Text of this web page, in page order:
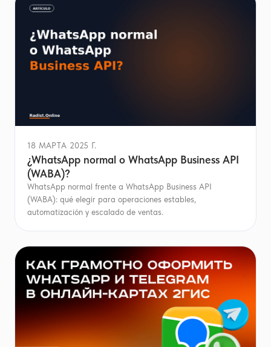
18 МАРТА 2025 Г.
¿WhatsApp normal o WhatsApp Business API
(WABA)?
WhatsApp normal frente a WhatsApp Business API
(WABA): qué elegir para operaciones estables,
automatización y escalado de ventas.